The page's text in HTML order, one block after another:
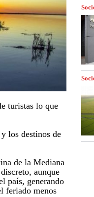
turistas lo que
los destinos de
de la Mediana
aunque
país, generando
feriado menos